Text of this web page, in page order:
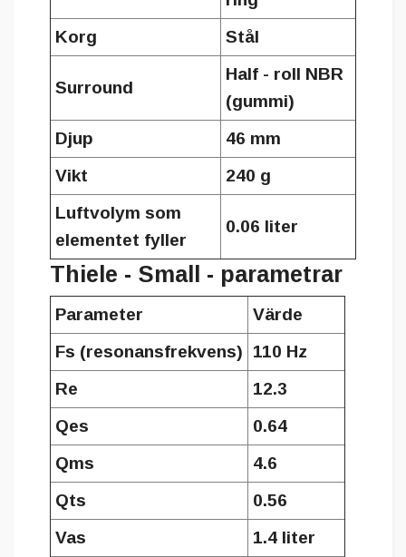
Korg
Stål
Surround
Half - roll NBR
(gummi)
Djup
46 mm
Vikt
240 g
Luftvolym som
elementet fyller
0.06 liter
Thiele - Small - parametrar
Parameter
Värde
Fs (resonansfrekvens)
110 Hz
Re
12.3
Qes
0.64
Qms
4.6
Qts
0.56
Vas
1.4 liter